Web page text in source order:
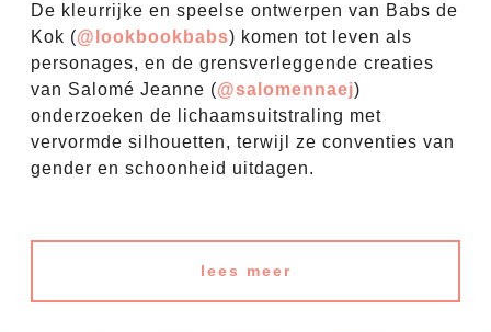
De kleurrijke en speelse ontwerpen van Babs de
Kok (@lookbookbabs) komen tot leven als
personages, en de grensverleggende creaties
van Salomé Jeanne (@salomennaej)
onderzoeken de lichaamsuitstraling met
vervormde silhouetten, terwijl ze conventies van
gender en schoonheid uitdagen.
lees meer